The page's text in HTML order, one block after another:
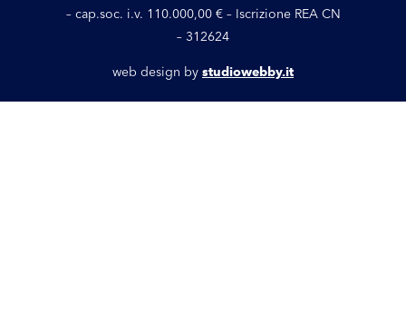
– cap.soc. i.v. 110.000,00 € – Iscrizione REA CN
– 312624
web design by studiowebby.it